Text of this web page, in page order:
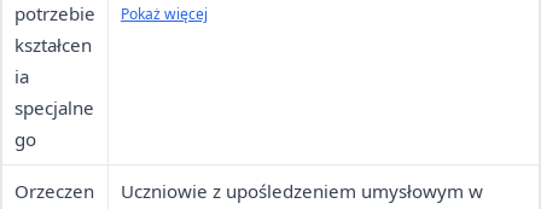
potrzebie
kształcen
ia
specjalne
go
niepełnosprawnością ruchową (w tym afazja
niedostosowaniem
Pokaż więcej
Orzeczen
Uczniowie z upośledzeniem umysłowym w